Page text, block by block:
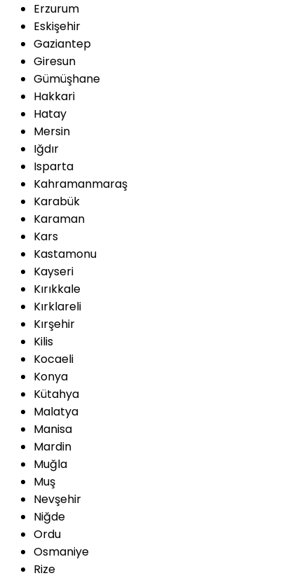
Erzurum
Eskişehir
Gaziantep
Giresun
Gümüşhane
Hakkari
Hatay
Mersin
Iğdır
Isparta
Kahramanmaraş
Karabük
Karaman
Kars
Kastamonu
Kayseri
Kırıkkale
Kırklareli
Kırşehir
Kilis
Kocaeli
Konya
Kütahya
Malatya
Manisa
Mardin
Muğla
Muş
Nevşehir
Niğde
Ordu
Osmaniye
Rize